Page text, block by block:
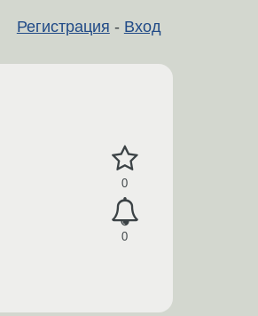
Регистрация - Вход
0
0